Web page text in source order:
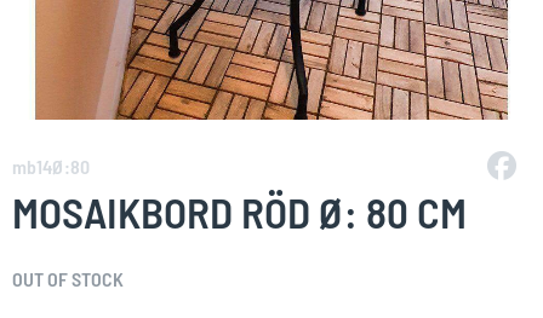
to
the
beginning
of
images
mb14Ø:80
MOSAIKBORD RÖD Ø: 80 CM
OUT OF STOCK